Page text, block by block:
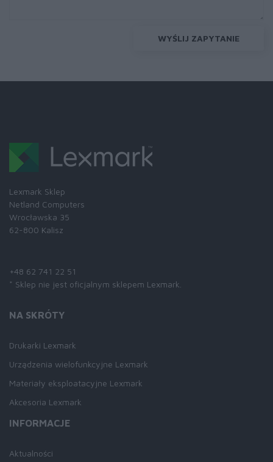
WYŚLIJ ZAPYTANIE
Lexmark Sklep
Netland Computers
Wrocławska 35
62-800 Kalisz
+48 62 741 22 51
* Sklep nie jest oficjalnym sklepem Lexmark.
NA SKRÓTY
Drukarki Lexmark
Urządzenia wielofunkcyjne Lexmark
Materiały eksploatacyjne Lexmark
Akcesoria Lexmark
INFORMACJE
Aktualności